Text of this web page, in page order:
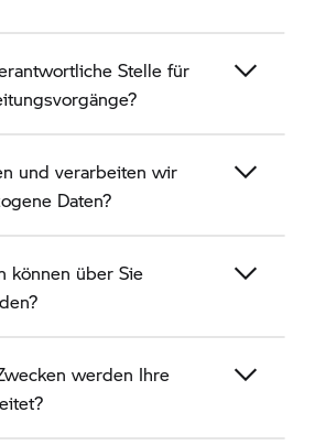
Huber GmbH als BMW
Daten von Kunden
Stelle für
und verarbeiten wir
Daten?
können über Sie
werden Ihre